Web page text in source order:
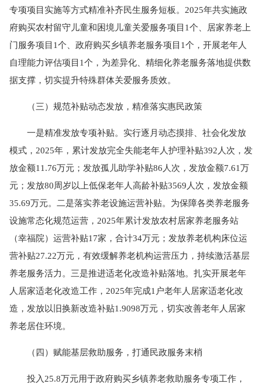
专项项目实施等方式精准补齐民生服务短板。2025年共实施政
府购买农村留守儿童和困境儿童关爱服务项目1个、居家养老上
门服务项目1个、政府购买乡镇养老服务项目1个，开展老年人
自理能力评估项目1个，为差异化、精细化养老服务落地提供数
据支撑，切实提升特殊群体关爱服务质效。
（三）规范补贴动态发放，精准落实惠民政策
一是精准发放专项补贴。实行逐月动态摸排、社会化发放
模式，2025年，累计发放完全失能老年人护理补贴392人次，发
放金额11.76万元；发放孤儿助学补贴86人次，发放金额7.61万
元；发放80周岁以上低保老年人高龄补贴3569人次，发放金额
35.69万元。二是落实养老设施运营补贴。为保障各类养老服务
设施常态化规范运营，2025年累计发放农村居家养老服务站
（幸福院）运营补贴17家，合计34万元；发放养老机构床位运
营补贴27.22万元，有效缓解养老机构运营压力，持续激活基层
养老服务活力。三是推进适老化改造补贴落地。扎实开展老年
人居家适老化改造工作，2025年完成1户老年人居家适老化改
造，发放以旧换新改造补贴1.9098万元，切实改善老年人居家
养老居住环境。
（四）赋能基层救助服务，打通民政服务末梢
投入25.8万元用于政府购买乡镇养老救助服务专项工作，